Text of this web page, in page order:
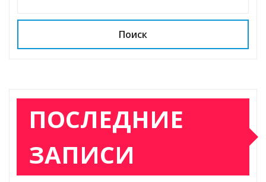
ss
ki
p и
ь
Поиск
ПОСЛЕДНИЕ
ЗАПИСИ